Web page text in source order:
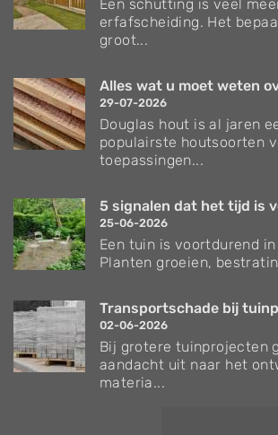
Een schutting is veel
erfafscheiding. Het
groot...
Alles wat u moet weten
29-07-2026
Douglas hout is al jaren
populairste houtsoorten
toepassingen...
5 signalen dat het tijd is
25-06-2026
Een tuin is voortdurend
Planten groeien,
Transportschade bij
02-06-2026
Bij grotere tuinprojecten
aandacht uit naar het
materia...